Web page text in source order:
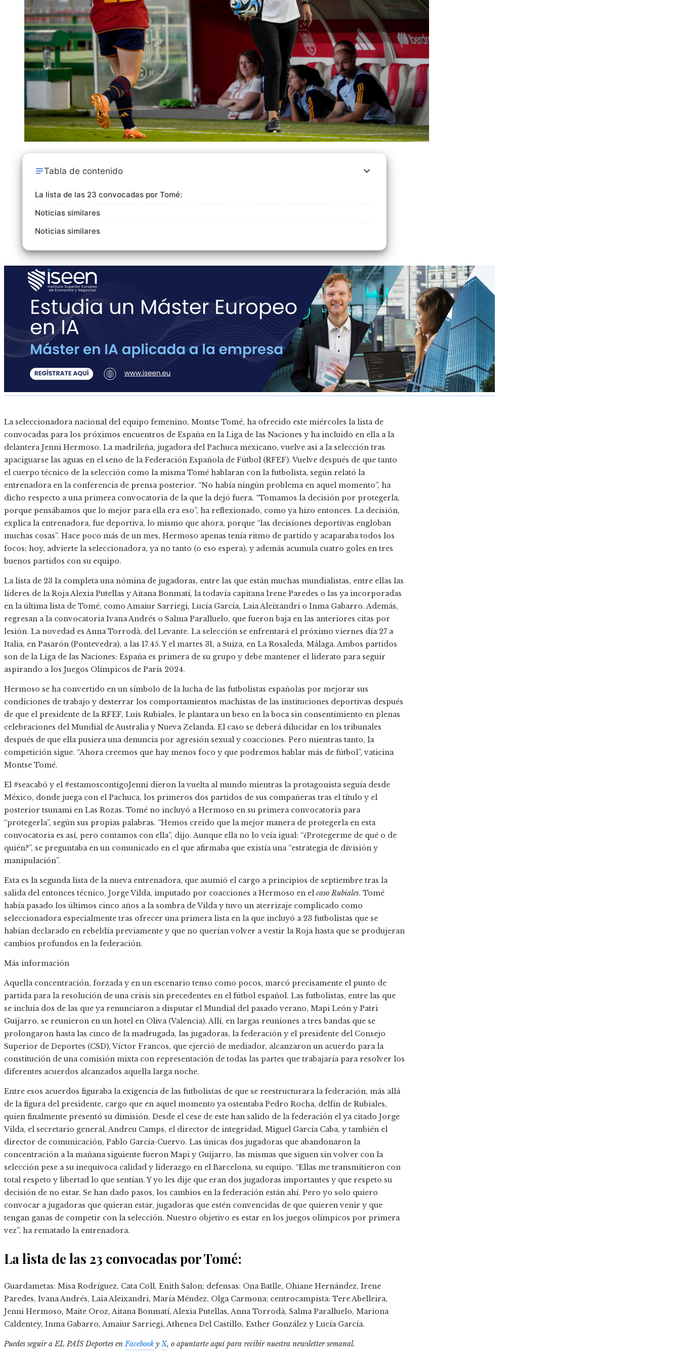
Tabla de contenido
La lista de las 23 convocadas por Tomé:
Noticias similares
Noticias similares
La seleccionadora nacional del equipo femenino, Montse Tomé, ha ofrecido este miércoles la lista de
convocadas para los próximos encuentros de España en la Liga de las Naciones y ha incluido en ella a la
delantera Jenni Hermoso. La madrileña, jugadora del Pachuca mexicano, vuelve así a la selección tras
apaciguarse las aguas en el seno de la Federación Española de Fútbol (RFEF). Vuelve después de que tanto
el cuerpo técnico de la selección como la misma Tomé hablaran con la futbolista, según relató la
entrenadora en la conferencia de prensa posterior. “No había ningún problema en aquel momento”, ha
dicho respecto a una primera convocatoria de la que la dejó fuera. “Tomamos la decisión por protegerla,
porque pensábamos que lo mejor para ella era eso”, ha reflexionado, como ya hizo entonces. La decisión,
explica la entrenadora, fue deportiva, lo mismo que ahora, porque “las decisiones deportivas engloban
muchas cosas”. Hace poco más de un mes, Hermoso apenas tenía ritmo de partido y acaparaba todos los
focos; hoy, advierte la seleccionadora, ya no tanto (o eso espera), y además acumula cuatro goles en tres
buenos partidos con su equipo.
La lista de 23 la completa una nómina de jugadoras, entre las que están muchas mundialistas, entre ellas las
líderes de la Roja Alexia Putellas y Aitana Bonmatí, la todavía capitana Irene Paredes o las ya incorporadas
en la última lista de Tomé, como Amaiur Sarriegi, Lucía García, Laia Aleixandri o Inma Gabarro. Además,
regresan a la convocatoria Ivana Andrés o Salma Paralluelo, que fueron baja en las anteriores citas por
lesión. La novedad es Anna Torrodà, del Levante. La selección se enfrentará el próximo viernes día 27 a
Italia, en Pasarón (Pontevedra), a las 17.45. Y el martes 31, a Suiza, en La Rosaleda, Málaga. Ambos partidos
son de la Liga de las Naciones: España es primera de su grupo y debe mantener el liderato para seguir
aspirando a los Juegos Olímpicos de París 2024.
Hermoso se ha convertido en un símbolo de la lucha de las futbolistas españolas por mejorar sus
condiciones de trabajo y desterrar los comportamientos machistas de las instituciones deportivas después
de que el presidente de la RFEF, Luis Rubiales, le plantara un beso en la boca sin consentimiento en plenas
celebraciones del Mundial de Australia y Nueva Zelanda. El caso se deberá dilucidar en los tribunales
después de que ella pusiera una denuncia por agresión sexual y coacciones. Pero mientras tanto, la
competición sigue. “Ahora creemos que hay menos foco y que podremos hablar más de fútbol”, vaticina
Montse Tomé.
El #seacabó y el #estamoscontigoJenni dieron la vuelta al mundo mientras la protagonista seguía desde
México, donde juega con el Pachuca, los primeros dos partidos de sus compañeras tras el título y el
posterior tsunami en Las Rozas. Tomé no incluyó a Hermoso en su primera convocatoria para
“protegerla”, según sus propias palabras. “Hemos creído que la mejor manera de protegerla en esta
convocatoria es así, pero contamos con ella”, dijo. Aunque ella no lo veía igual: “¿Protegerme de qué o de
quién?”, se preguntaba en un comunicado en el que afirmaba que existía una “estrategia de división y
manipulación”.
Esta es la segunda lista de la nueva entrenadora, que asumió el cargo a principios de septiembre tras la
salida del entonces técnico, Jorge Vilda, imputado por coacciones a Hermoso en el caso Rubiales. Tomé
había pasado los últimos cinco años a la sombra de Vilda y tuvo un aterrizaje complicado como
seleccionadora especialmente tras ofrecer una primera lista en la que incluyó a 23 futbolistas que se
habían declarado en rebeldía previamente y que no querían volver a vestir la Roja hasta que se produjeran
cambios profundos en la federación.
Más información
Aquella concentración, forzada y en un escenario tenso como pocos, marcó precisamente el punto de
partida para la resolución de una crisis sin precedentes en el fútbol español. Las futbolistas, entre las que
se incluía dos de las que ya renunciaron a disputar el Mundial del pasado verano, Mapi León y Patri
Guijarro, se reunieron en un hotel en Oliva (Valencia). Allí, en largas reuniones a tres bandas que se
prolongaron hasta las cinco de la madrugada, las jugadoras, la federación y el presidente del Consejo
Superior de Deportes (CSD), Víctor Francos, que ejerció de mediador, alcanzaron un acuerdo para la
constitución de una comisión mixta con representación de todas las partes que trabajaría para resolver los
diferentes acuerdos alcanzados aquella larga noche.
Entre esos acuerdos figuraba la exigencia de las futbolistas de que se reestructurara la federación, más allá
de la figura del presidente, cargo que en aquel momento ya ostentaba Pedro Rocha, delfín de Rubiales,
quien finalmente presentó su dimisión. Desde el cese de este han salido de la federación el ya citado Jorge
Vilda, el secretario general, Andreu Camps, el director de integridad, Miguel García Caba, y también el
director de comunicación, Pablo García-Cuervo. Las únicas dos jugadoras que abandonaron la
concentración a la mañana siguiente fueron Mapi y Guijarro, las mismas que siguen sin volver con la
selección pese a su inequivoca calidad y liderazgo en el Barcelona, su equipo. “Ellas me transmitieron con
total respeto y libertad lo que sentían. Y yo les dije que eran dos jugadoras importantes y que respeto su
decisión de no estar. Se han dado pasos, los cambios en la federación están ahí. Pero yo solo quiero
convocar a jugadoras que quieran estar, jugadoras que estén convencidas de que quieren venir y que
tengan ganas de competir con la selección. Nuestro objetivo es estar en los juegos olímpicos por primera
vez”, ha rematado la entrenadora.
La lista de las 23 convocadas por Tomé:
Guardametas: Misa Rodríguez, Cata Coll, Enith Salon; defensas: Ona Batlle, Ohiane Hernández, Irene
Paredes, Ivana Andrés, Laia Aleixandri, María Méndez, Olga Carmona; centrocampista: Tere Abelleira,
Jenni Hermoso, Maite Oroz, Aitana Bonmatí, Alexia Putellas, Anna Torrodà, Salma Paralluelo, Mariona
Caldentey, Inma Gabarro, Amaiur Sarriegi, Athenea Del Castillo, Esther González y Lucía García.
Puedes seguir a EL PAÍS Deportes enFacebook yX, o apuntarte aquí para recibirnuestra newsletter semanal.